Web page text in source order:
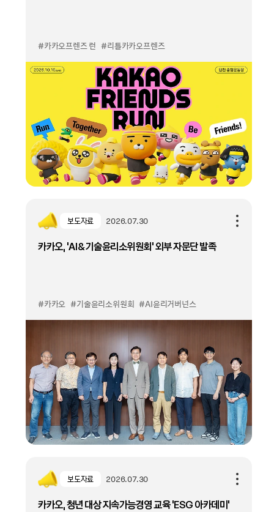
#카카오프렌즈 런 #리틀카카오프렌즈
보도자료 2026.07.30
카카오, ‘AI&기술윤리소위원회’ 외부 자문단 발족
#카카오 #기술윤리소위원회 #AI윤리거버넌스
보도자료 2026.07.30
카카오, 청년 대상 지속가능경영 교육 ‘ESG 아카데미’